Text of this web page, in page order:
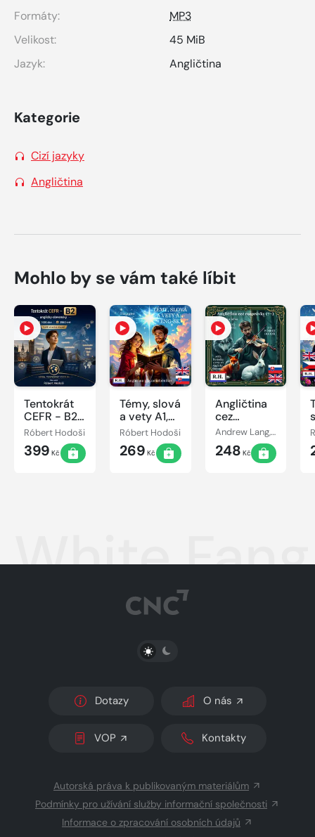
Formáty:
MP3
Velikost:
45 MiB
Jazyk:
Angličtina
Kategorie
Cizí jazyky
Angličtina
Mohlo by se vám také líbit
Tentokrát
CEFR - B2,
anglicky-
slovensky
Róbert Hodoši
399 Kč
Témy, slová
a vety A1,
ENG-SK
Róbert Hodoši
269 Kč
Angličtina
cez
rozprávky
(7+)
Andrew Lang, Róbert Hodoši
248 Kč
White Fang
PŘEPNOUT SVĚTLÝ/TMAVÝ REŽIM
Dotazy O nás
VOP Kontakty
Autorská práva k publikovaným materiálům
Podmínky pro užívání služby informační společnosti
Informace o zpracování osobních údajů